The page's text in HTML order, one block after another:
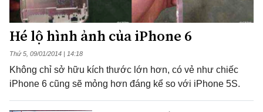
Hé lộ hình ảnh của iPhone 6
Thứ 5, 09/01/2014 | 14:18
Không chỉ sở hữu kích thước lớn hơn, có vẻ như chiếc
iPhone 6 cũng sẽ mỏng hơn đáng kể so với iPhone 5S.